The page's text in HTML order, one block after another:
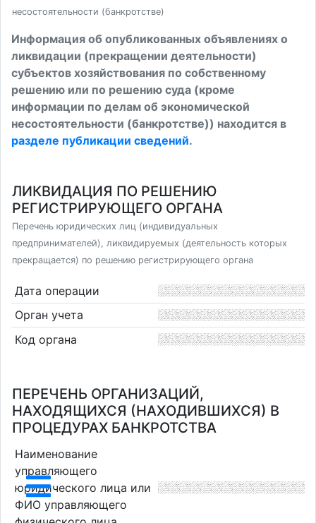
несостоятельности (банкротстве)
Информация об опубликованных объявлениях о
ликвидации (прекращении деятельности)
субъектов хозяйствования по собственному
решению или по решению суда (кроме
информации по делам об экономической
несостоятельности (банкротстве)) находится в
разделе публикации сведений.
ЛИКВИДАЦИЯ ПО РЕШЕНИЮ
РЕГИСТРИРУЮЩЕГО ОРГАНА
Перечень юридических лиц (индивидуальных
предпринимателей), ликвидируемых (деятельность которых
прекращается) по решению регистрирующего органа
Дата операции
Орган учета
Код органа
ПЕРЕЧЕНЬ ОРГАНИЗАЦИЙ,
НАХОДЯЩИХСЯ (НАХОДИВШИХСЯ) В
ПРОЦЕДУРАХ БАНКРОТСТВА
Наименование
управляющего
юридического лица или
ФИО управляющего